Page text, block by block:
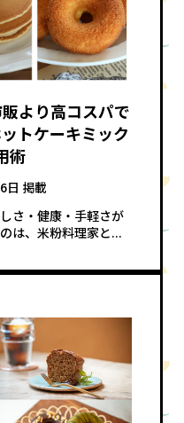
より高コスパで
トケーキミック
術
日 掲載
さ・健康・手軽さが
は、米粉料理家と...